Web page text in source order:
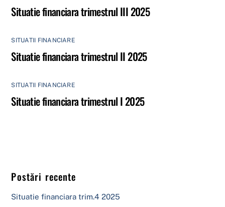
Situatie financiara trimestrul III 2025
SITUATII FINANCIARE
Situatie financiara trimestrul II 2025
SITUATII FINANCIARE
Situatie financiara trimestrul I 2025
Postări recente
Situatie financiara trim.4 2025